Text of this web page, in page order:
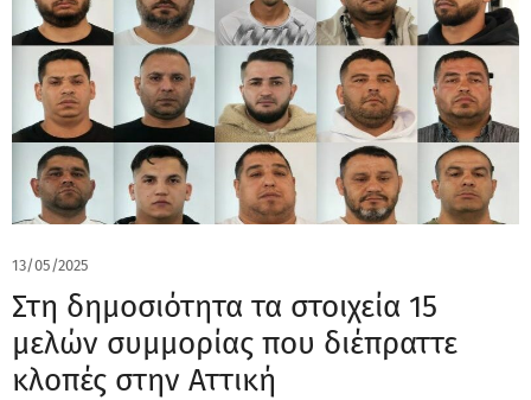
13/05/2025
Στη δημοσιότητα τα στοιχεία 15
μελών συμμορίας που διέπραττε
κλοπές στην Αττική